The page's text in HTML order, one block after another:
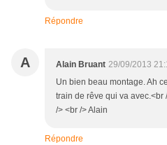
Répondre
A Alain Bruant 29/09/2013
Un bien beau montage. Ah
train de rêve qui va
/> <br /> Alain
Répondre